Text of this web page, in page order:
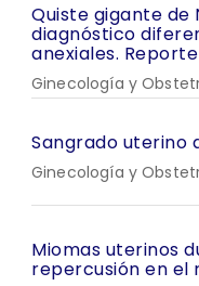
Quiste gigante de
diagnóstico
anexiales.
Ginecología y
Sangrado uterino
Ginecología y
Miomas uterinos
repercusión en